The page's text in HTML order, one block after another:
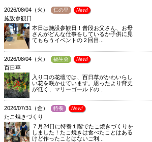
2026/08/04（火） 仁の里 New!
施設参観日
本日は施設参観日！普段お父さん、お母
さんがどんな仕事をしているか子供に見
てもらうイベントの２回目...
2026/08/04（火） 福生会 New!
百日草
入り口の花壇では、百日草がかわいらし
い花を咲かせています。思ったより背丈
が低く、マリーゴールドの...
2026/07/31（金） 特養 New!
たこ焼きづくり
７月24日に特養１階でたこ焼きづくりを
しました！たこ焼きは食べたことはある
けど作ったことはないご利...